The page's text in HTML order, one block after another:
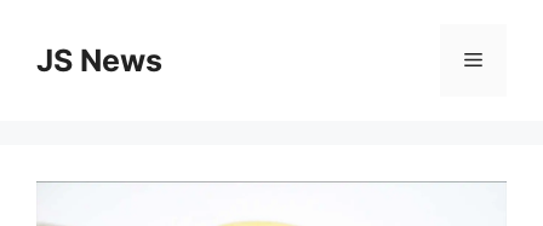
contenuto
JS News Menu